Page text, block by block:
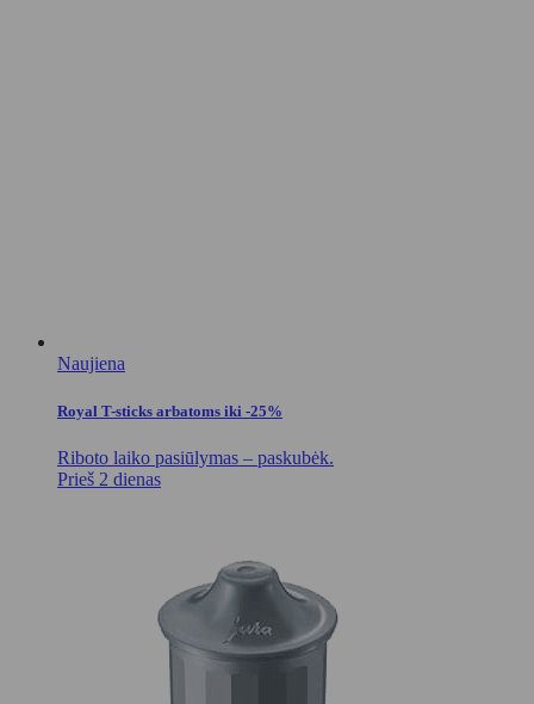
Naujiena
Royal T-sticks arbatoms iki -25%
Riboto laiko pasiūlymas – paskubėk.
Prieš 2 dienas